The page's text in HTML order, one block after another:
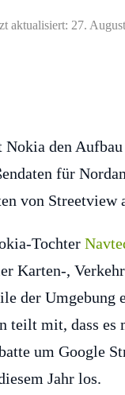
aktualisiert: 27.
Nokia den
für
von Streetview
Tochter
Karten-,
der Umgebung
mit, dass es
um Google
Jahr los.